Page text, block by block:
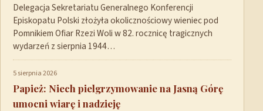
Delegacja Sekretariatu Generalnego Konferencji
Episkopatu Polski złożyła okolicznościowy wieniec pod
Pomnikiem Ofiar Rzezi Woli w 82. rocznicę tragicznych
wydarzeń z sierpnia 1944…
5 sierpnia 2026
Papież: Niech pielgrzymowanie na Jasną Górę
umocni wiarę i nadzieję